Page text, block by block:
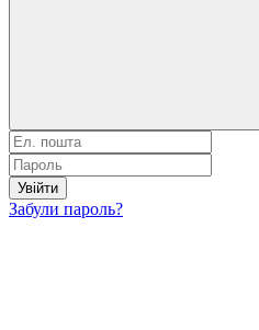
Увійти
Забули пароль?